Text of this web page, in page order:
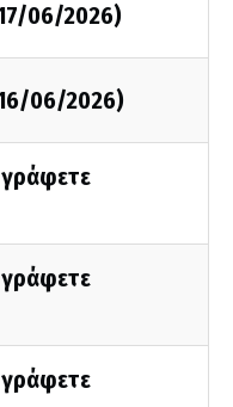
06/2026)
06/2026)
γράφετε
γράφετε
γράφετε